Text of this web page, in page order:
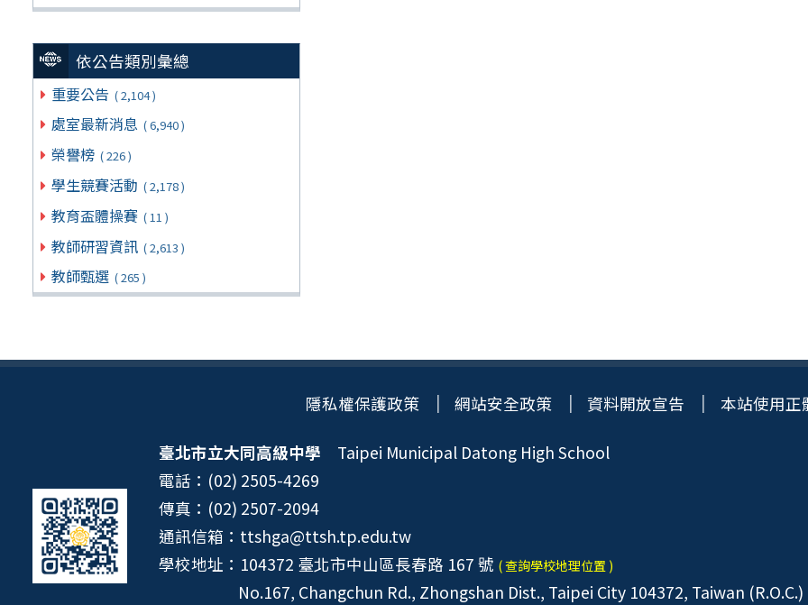
依公告類別彙總
重要公告 ( 2,104 )
處室最新消息 ( 6,940 )
榮譽榜 ( 226 )
學生競賽活動 ( 2,178 )
教育盃體操賽 ( 11 )
教師研習資訊 ( 2,613 )
教師甄選 ( 265 )
隱私權保護政策 網站安全政策 資料開放宣告 本站使用正
臺北市立大同高級中學 Taipei Municipal Datong High School
電話：(02) 2505-4269
傳真：(02) 2507-2094
通訊信箱：ttshga@ttsh.tp.edu.tw
學校地址：104372 臺北市中山區長春路 167 號 ( 查詢學校地理位置 )
No.167, Changchun Rd., Zhongshan Dist., Taipei City 104372, Taiwan (R.O.C.)